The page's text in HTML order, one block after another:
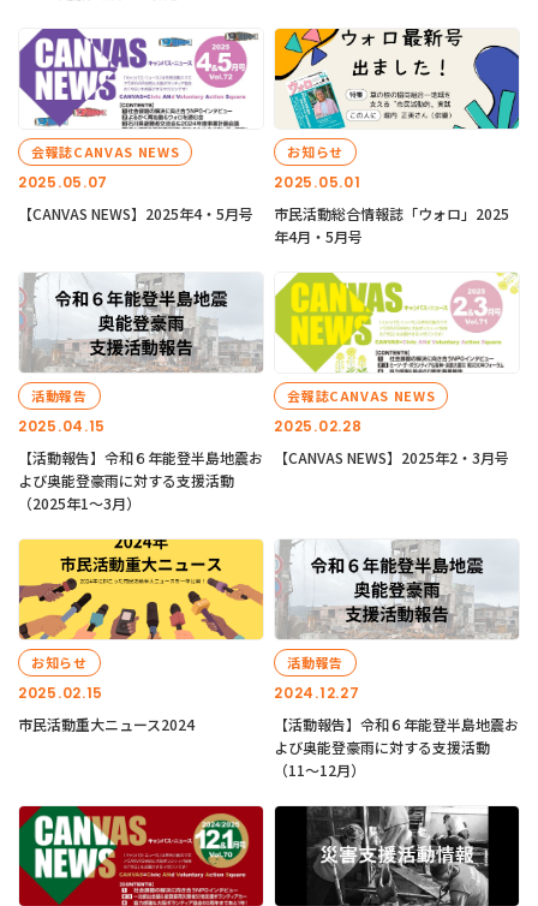
2025.05.07
会報誌CANVAS NEWS
【CANVAS NEWS】2025年4・5月号
2025.05.01
お知らせ
市民活動総合情報誌「ウォロ」2025
年4月・5月号
2025.04.15
活動報告
【活動報告】令和６年能登半島地震お
よび奥能登豪雨に対する支援活動
（2025年1〜3月）
2025.02.28
会報誌CANVAS NEWS
【CANVAS NEWS】2025年2・3月号
2025.02.15
お知らせ
市民活動重大ニュース2024
2024.12.27
活動報告
【活動報告】令和６年能登半島地震お
よび奥能登豪雨に対する支援活動
（11〜12月）